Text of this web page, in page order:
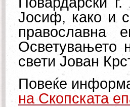
Јосиф, како и
православна
Осветувањето
свети Јован
Повеќе
на Скопската